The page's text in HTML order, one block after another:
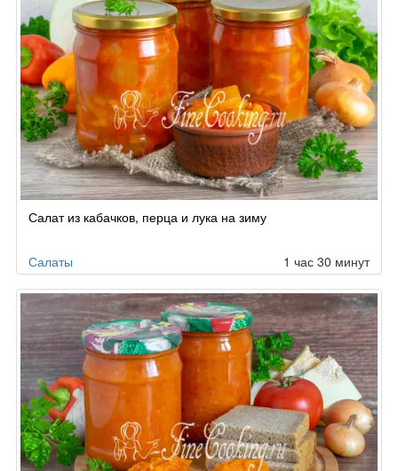
Салат из кабачков, перца и лука на зиму
Салаты 1 час 30 минут